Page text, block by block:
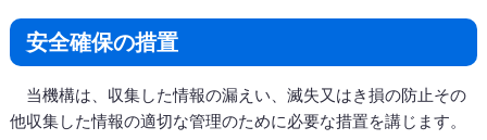
安全確保の措置
当機構は、収集した情報の漏えい、滅失又はき損の防止その
他収集した情報の適切な管理のために必要な措置を講じます。